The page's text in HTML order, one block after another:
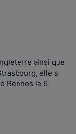
ainsi que
elle a
Rennes le 6